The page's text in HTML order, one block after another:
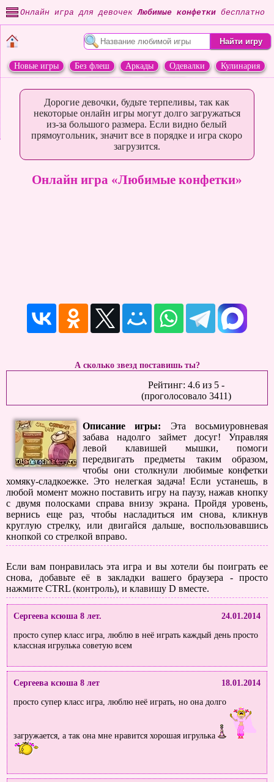
Онлайн игра для девочекЛюбимые конфетки бесплатно
Новые игры Без флеш Аркады Одевалки
Кулинария
Дорогие девочки, будьте терпеливы, так как
некоторые онлайн игры могут долго загружаться
из-за большого размера. Если видно белый
прямоугольник, значит все в порядке и игра скоро
загрузится.
Онлайн игра «Любимые конфетки»
А сколько звезд поставишь ты?
Рейтинг: 4.6из 5-
(проголосовало 3411)
Описание игры:
Эта восьмиуровневая
забава надолго займет досуг! Управляя
левой клавишей мышки, помоги
передвигать предметы таким образом,
чтобы они столкнули любимые конфетки
хомяку-сладкоежке. Это нелегкая задача! Если устанешь, в
любой момент можно поставить игру на паузу, нажав кнопку
с двумя полосками справа внизу экрана. Пройдя уровень,
вернись еще раз, чтобы насладиться им снова, кликнув
круглую стрелку, или двигайся дальше, воспользовавшись
кнопкой со стрелкой вправо.
Если вам понравилась эта игра и вы хотели бы поиграть ее
снова, добавьте её в закладки вашего браузера - просто
нажмите CTRL (контроль), и клавишу D вместе.
Сергеева ксюша 8 лет.
24.01.2014
просто супер класс игра, люблю в неё играть каждый день просто
классная игрулька советую всем
Сергеева ксюша 8 лет
18.01.2014
просто супер класс игра, люблю неё играть, но она долго
загружается, а так она мне нравится хорошая игрулька